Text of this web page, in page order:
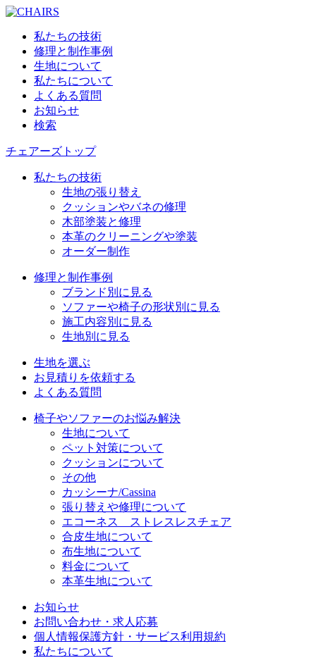
私たちの技術
修理と制作事例
生地について
私たちについて
よくある質問
お知らせ
検索
チェアーズトップ
私たちの技術
生地の張り替え
クッションやバネの修理
木部塗装と修理
本革のクリーニングや塗装
オーダー制作
修理と制作事例
ブランド別に見る
ソファーや椅子の形状別に見る
施工内容別に見る
生地別に見る
生地を選ぶ
お見積りを依頼する
よくある質問
椅子やソファーのお悩み解決
生地について
ペット対策について
クッションについて
その他
カッシーナ/Cassina
張り替えや修理について
エコーネス ストレスレスチェア
合皮生地について
布生地について
料金について
本革生地について
お知らせ
お問い合わせ・求人応募
個人情報保護方針・サービス利用規約
私たちについて